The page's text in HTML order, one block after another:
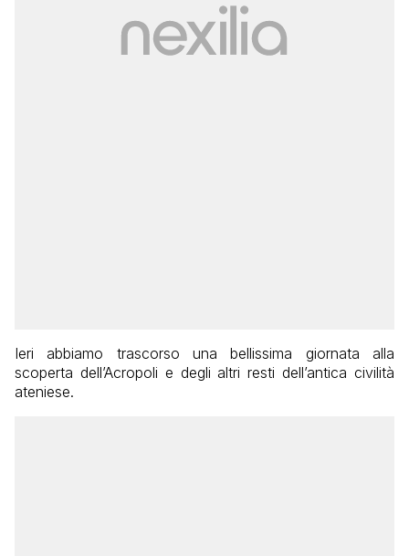
Ieri abbiamo trascorso una bellissima giornata alla
scoperta dell’Acropoli e degli altri resti dell’antica civilità
ateniese.